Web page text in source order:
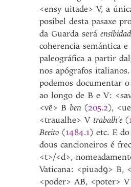
<ensy uitade> V, a
posíbel desta pasaxe
da Guarda será
coherencia semántica
paleográfica a partir
nos apógrafos
podemos documentar
ao longo de B e V:
<vẽ> Bben(205.2),
<traualhe> Vtrabalh’e(
Beeito(1484.1) etc. E
dous cancioneiros é
<t>/<d>,
Vaticana: <piuadꝯ> B,
<poder> AB, <poter>